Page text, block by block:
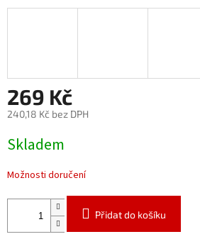
269 Kč
240,18 Kč bez DPH
cena:
Skladem
Možnosti doručení
Přidat do košíku